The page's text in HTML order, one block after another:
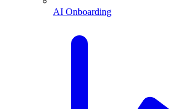
AI Onboarding